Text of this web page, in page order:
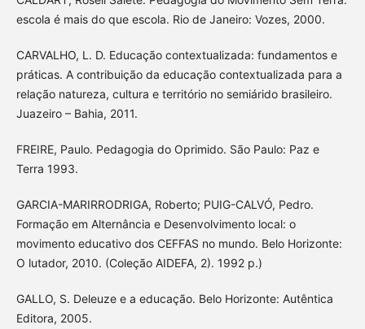
escola é mais do que escola. Rio de Janeiro: Vozes, 2000.
CARVALHO, L. D. Educação contextualizada: fundamentos e
práticas. A contribuição da educação contextualizada para a
relação natureza, cultura e território no semiárido brasileiro.
Juazeiro – Bahia, 2011.
FREIRE, Paulo. Pedagogia do Oprimido. São Paulo: Paz e
Terra 1993.
GARCIA-MARIRRODRIGA, Roberto; PUIG-CALVÓ, Pedro.
Formação em Alternância e Desenvolvimento local: o
movimento educativo dos CEFFAS no mundo. Belo Horizonte:
O lutador, 2010. (Coleção AIDEFA, 2). 1992 p.)
GALLO, S. Deleuze e a educação. Belo Horizonte: Autêntica
Editora, 2005.